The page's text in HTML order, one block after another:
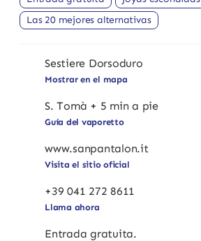
Las 20 mejores alternativas
Sestiere Dorsoduro
Mostrar en el mapa
S. Tomà + 5 min a pie
Guía del vaporetto
www.sanpantalon.it
Visita el sitio oficial
+39 041 272 8611
Llama ahora
Entrada gratuita.